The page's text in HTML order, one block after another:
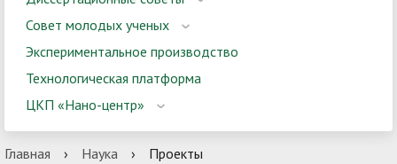
Совет молодых ученых
Экспериментальное производство
Технологическая платформа
ЦКП «Нано-центр»
Главная › Наука › Проекты